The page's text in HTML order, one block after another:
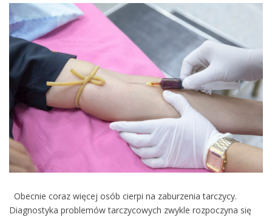
Obecnie coraz więcej osób cierpi na zaburzenia tarczycy.
Diagnostyka problemów tarczycowych zwykle rozpoczyna się